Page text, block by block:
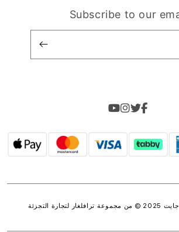
Subscribe to our
مجموعة
ترافلغار لتجارة التجزئة